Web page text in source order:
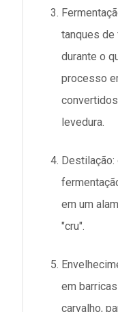
tanques de
durante o
processo
levedura.
em um
"cru".
em
carvalho,